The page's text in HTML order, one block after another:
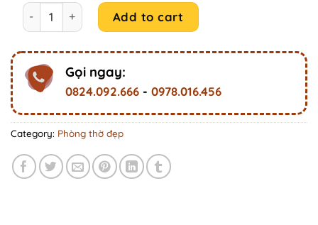
Mẫu phòng thờ gia tiên chất liệu gỗ gõ A28 quantity
Add to cart
Gọi ngay:
0824.092.666- 0978.016.456
Category: Phòng thờ đẹp